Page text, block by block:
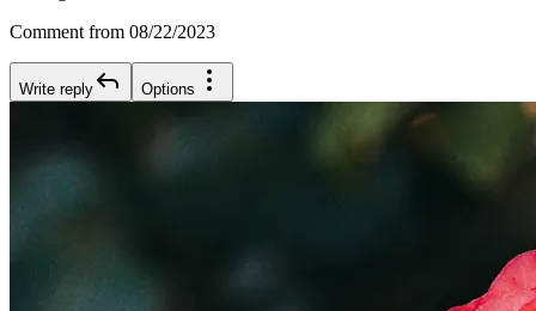
Comment from 08/22/2023
Write reply Options